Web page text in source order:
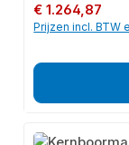
Normale prijs:
€ 1.264,87
Prijzen incl. BTW